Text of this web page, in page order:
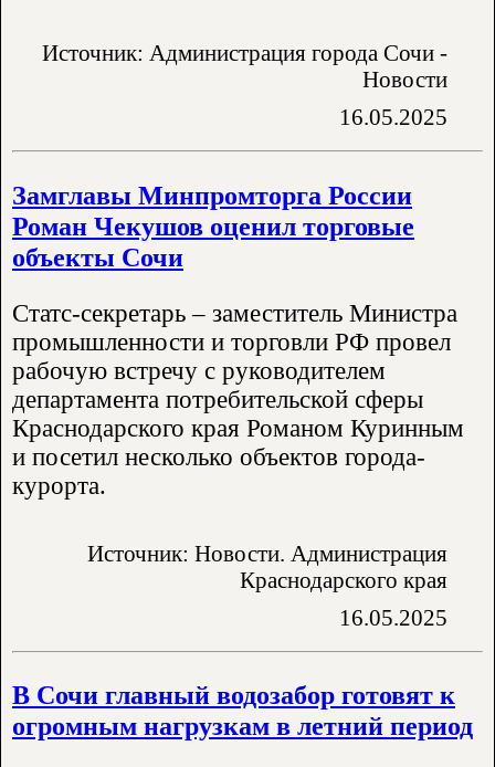
Источник: Администрация города Сочи -
Новости
16.05.2025
Замглавы Минпромторга России
Роман Чекушов оценил торговые
объекты Сочи
Статс-секретарь – заместитель Министра
промышленности и торговли РФ провел
рабочую встречу с руководителем
департамента потребительской сферы
Краснодарского края Романом Куринным
и посетил несколько объектов города-
курорта.
Источник: Новости. Администрация
Краснодарского края
16.05.2025
В Сочи главный водозабор готовят к
огромным нагрузкам в летний период